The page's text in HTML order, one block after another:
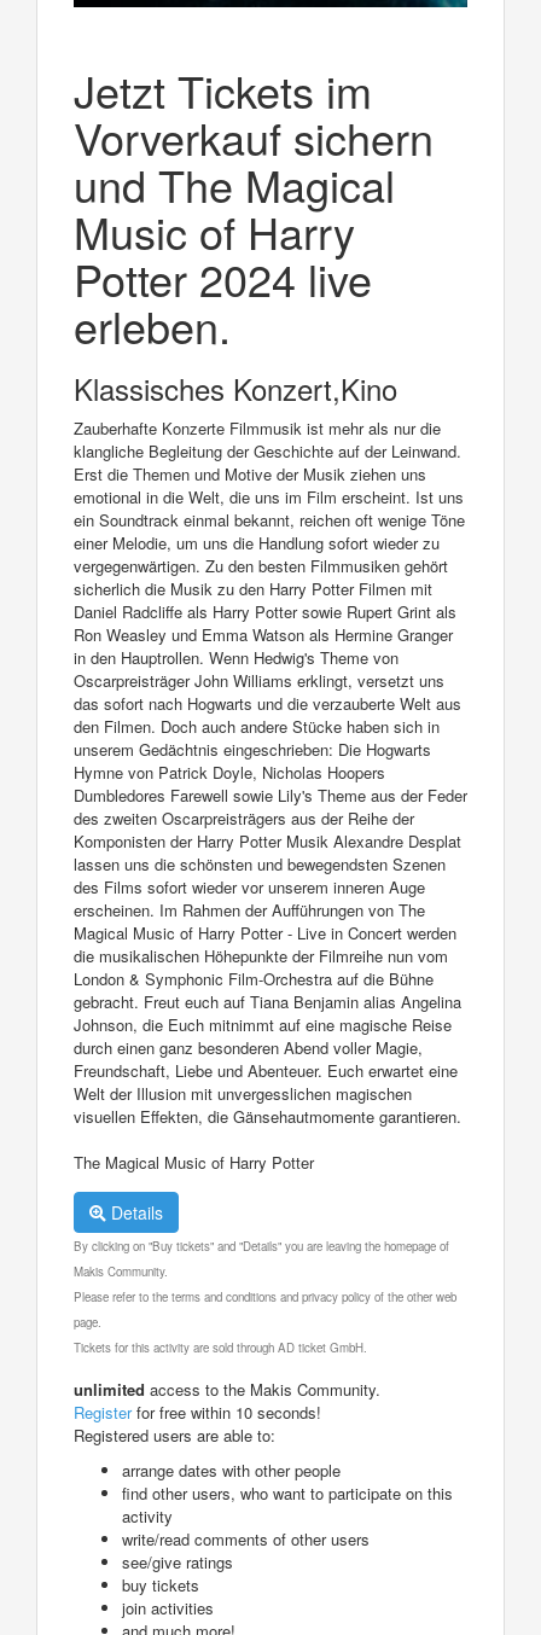
Jetzt Tickets im
Vorverkauf sichern
und The Magical
Music of Harry
Potter 2024 live
erleben.
Klassisches Konzert,Kino
Zauberhafte Konzerte Filmmusik ist mehr als nur die
klangliche Begleitung der Geschichte auf der Leinwand.
Erst die Themen und Motive der Musik ziehen uns
emotional in die Welt, die uns im Film erscheint. Ist uns
ein Soundtrack einmal bekannt, reichen oft wenige Töne
einer Melodie, um uns die Handlung sofort wieder zu
vergegenwärtigen. Zu den besten Filmmusiken gehört
sicherlich die Musik zu den Harry Potter Filmen mit
Daniel Radcliffe als Harry Potter sowie Rupert Grint als
Ron Weasley und Emma Watson als Hermine Granger
in den Hauptrollen. Wenn Hedwig's Theme von
Oscarpreisträger John Williams erklingt, versetzt uns
das sofort nach Hogwarts und die verzauberte Welt aus
den Filmen. Doch auch andere Stücke haben sich in
unserem Gedächtnis eingeschrieben: Die Hogwarts
Hymne von Patrick Doyle, Nicholas Hoopers
Dumbledores Farewell sowie Lily's Theme aus der Feder
des zweiten Oscarpreisträgers aus der Reihe der
Komponisten der Harry Potter Musik Alexandre Desplat
lassen uns die schönsten und bewegendsten Szenen
des Films sofort wieder vor unserem inneren Auge
erscheinen. Im Rahmen der Aufführungen von The
Magical Music of Harry Potter - Live in Concert werden
die musikalischen Höhepunkte der Filmreihe nun vom
London & Symphonic Film-Orchestra auf die Bühne
gebracht. Freut euch auf Tiana Benjamin alias Angelina
Johnson, die Euch mitnimmt auf eine magische Reise
durch einen ganz besonderen Abend voller Magie,
Freundschaft, Liebe und Abenteuer. Euch erwartet eine
Welt der Illusion mit unvergesslichen magischen
visuellen Effekten, die Gänsehautmomente garantieren.
The Magical Music of Harry Potter
Details
By clicking on "Buy tickets" and "Details" you are leaving the homepage of
Makis Community.
Please refer to the terms and conditions and privacy policy of the other web
page.
Tickets for this activity are sold through AD ticket GmbH.
unlimited access to the Makis Community.
Registerfor free within 10 seconds!
Registered users are able to:
arrange dates with other people
find other users, who want to participate on this
activity
write/read comments of other users
see/give ratings
buy tickets
join activities
and much more!